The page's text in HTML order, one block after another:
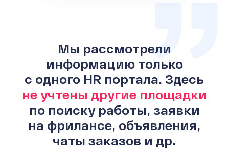
Мы рассмотрели
информацию только
с одного HR портала. Здесь
не учтены другие площадки
по поиску работы, заявки
на фрилансе, объявления,
чаты заказов и др.